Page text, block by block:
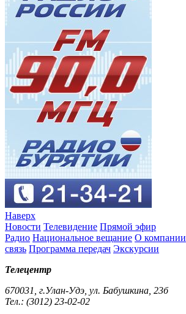
Наверх
Новости Телевидение Прямой эфир
Радио Национальное вещание О компании
связь Программа передач Экскурсии
Телецентр
670031, г.Улан-Удэ, ул. Бабушкина, 23б
Тел.: (3012) 23-02-02